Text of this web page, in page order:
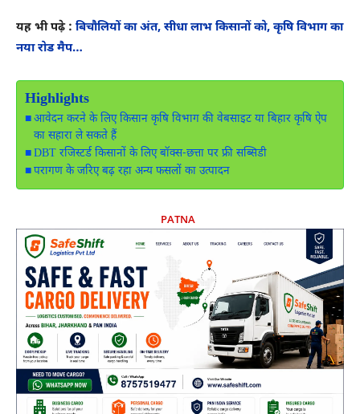
यह भी पढ़े : बिचौलियों का अंत, सीधा लाभ किसानों को, कृषि विभाग का
नया रोड मैप…
Highlights
आवेदन करने के लिए किसान कृषि विभाग की वेबसाइट या बिहार कृषि ऐप
का सहारा ले सकते हैं
DBT रजिस्टर्ड किसानों के लिए बॉक्स-छत्ता पर फ्री सब्सिडी
परागण के जरिए बढ़ रहा अन्य फसलों का उत्पादन
PATNA